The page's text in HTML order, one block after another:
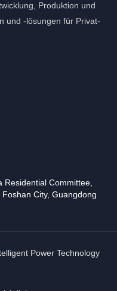
Produktion und
und -lösungen für Privat-
Residential Committee,
City, Guangdong
Power Technology